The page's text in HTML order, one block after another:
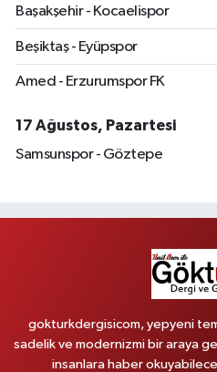
Başakşehir - Kocaelispor
Beşiktaş - Eyüpspor
Amed - Erzurumspor FK
17 Ağustos, Pazartesi
Samsunspor - Göztepe
gokturkdergisicom, yepyeni
sadelik ve modernizmi bir araya
insanlara haber